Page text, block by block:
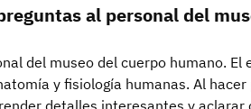
al personal del
del museo del cuerpo humano. El
y fisiología humanas. Al hacer